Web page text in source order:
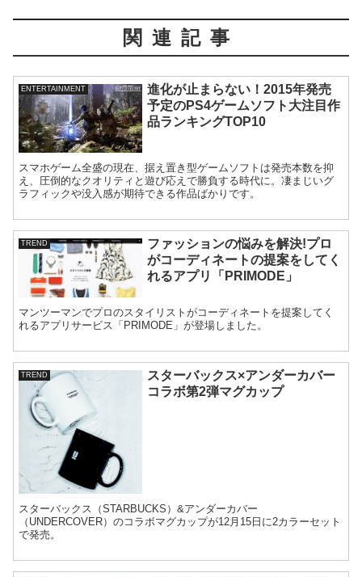
関連記事
ENTERTAINMENT
進化が止まらない！2015年発売
予定のPS4ゲームソフト大注目作
品ランキングTOP10
スマホゲーム全盛の現在、据え置き型ゲームソフトは発売本数を抑
え、圧倒的なクオリティと遊び応えで勝負する時代に。凄まじいグ
ラフィックや没入感が期待できる作品ばかりです。
TREND
ファッションの悩みを解決!プロ
がコーディネートの提案をしてく
れるアプリ「PRIMODE」
マンツーマンでプロのスタイリストがコーディネートを提案してく
れるアプリサービス「PRIMODE」が登場しました。
TREND
スターバックス×アンダーカバー
コラボ第2弾マグカップ
スターバックス（STARBUCKS）&アンダーカバー
（UNDERCOVER）のコラボマグカップが12月15日に2カラーセット
で発売。